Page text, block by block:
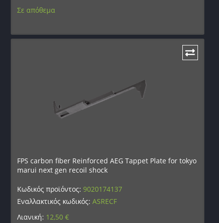
Σε απόθεμα
FPS carbon fiber Reinforced AEG Tappet Plate for tokyo
marui next gen recoil shock
Κωδικός προϊόντος:9020174137
Εναλλακτικός κωδικός:ASRECF
Λιανική: 12,50€